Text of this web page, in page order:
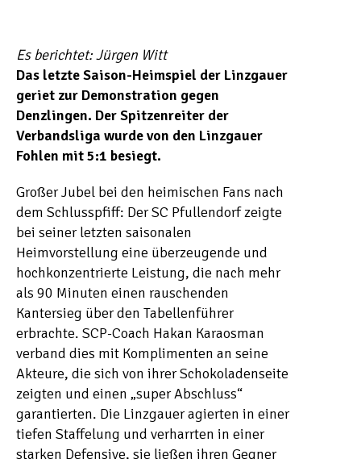
Es berichtet: Jürgen Witt
Das letzte Saison-Heimspiel der Linzgauer
geriet zur Demonstration gegen
Denzlingen. Der Spitzenreiter der
Verbandsliga wurde von den Linzgauer
Fohlen mit 5:1 besiegt.
Großer Jubel bei den heimischen Fans nach
dem Schlusspfiff: Der SC Pfullendorf zeigte
bei seiner letzten saisonalen
Heimvorstellung eine überzeugende und
hochkonzentrierte Leistung, die nach mehr
als 90 Minuten einen rauschenden
Kantersieg über den Tabellenführer
erbrachte. SCP-Coach Hakan Karaosman
verband dies mit Komplimenten an seine
Akteure, die sich von ihrer Schokoladenseite
zeigten und einen „super Abschluss“
garantierten. Die Linzgauer agierten in einer
tiefen Staffelung und verharrten in einer
starken Defensive, sie ließen ihren Gegner